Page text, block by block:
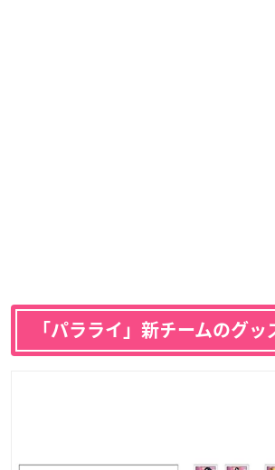
「パラライ」新チームのグッ